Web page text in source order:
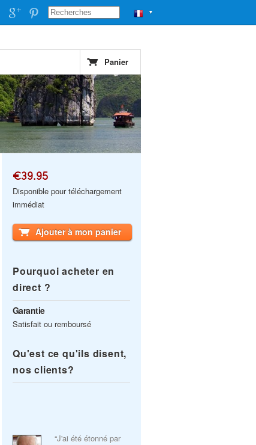
▼
Panier
€39.95
Disponible pour téléchargement
immédiat
Ajouter à mon panier
Pourquoi acheter en
direct ?
Garantie
Satisfait ou remboursé
Qu'est ce qu'ils disent,
nos clients?
“J'ai été étonné par